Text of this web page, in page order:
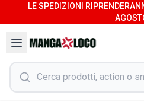
LE SPEDIZIONI